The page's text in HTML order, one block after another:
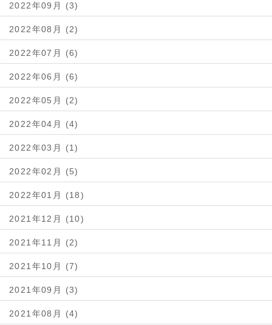
2022年09月 (3)
2022年08月 (2)
2022年07月 (6)
2022年06月 (6)
2022年05月 (2)
2022年04月 (4)
2022年03月 (1)
2022年02月 (5)
2022年01月 (18)
2021年12月 (10)
2021年11月 (2)
2021年10月 (7)
2021年09月 (3)
2021年08月 (4)